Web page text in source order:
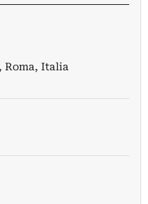
Roma, Italia